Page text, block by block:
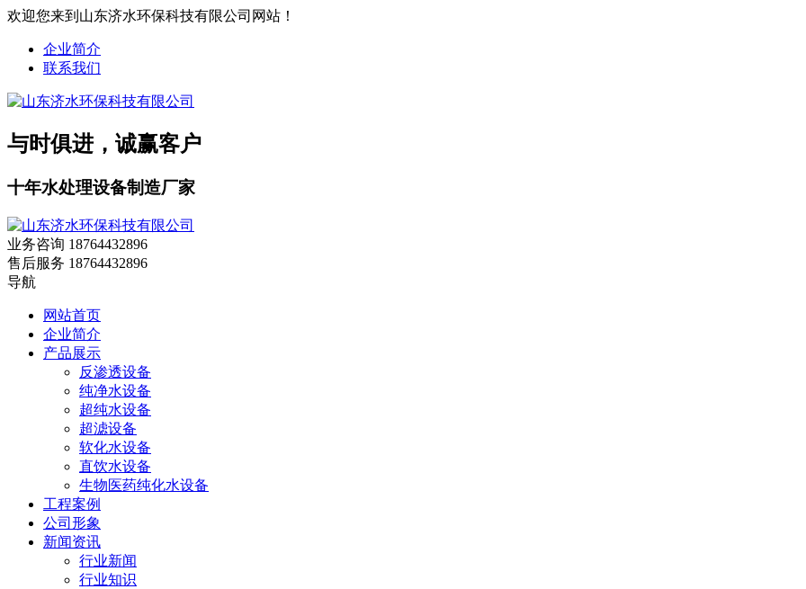
欢迎您来到山东济水环保科技有限公司网站！
企业简介
联系我们
与时俱进，诚赢客户
十年水处理设备制造厂家
业务咨询 18764432896
售后服务 18764432896
导航
网站首页
企业简介
产品展示
反渗透设备
纯净水设备
超纯水设备
超滤设备
软化水设备
直饮水设备
生物医药纯化水设备
工程案例
公司形象
新闻资讯
行业新闻
行业知识